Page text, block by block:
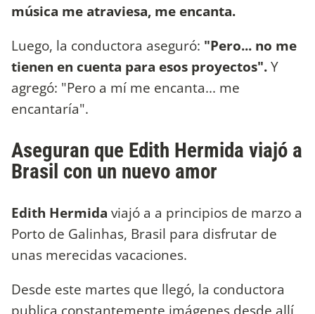
música me atraviesa, me encanta.
Luego, la conductora aseguró: "Pero... no me
tienen en cuenta para esos proyectos".Y
agregó: "Pero a mí me encanta... me
encantaría".
Aseguran que Edith Hermida viajó a
Brasil con un nuevo amor
Edith Hermida viajó a a principios de marzo a
Porto de Galinhas, Brasil para disfrutar de
unas merecidas vacaciones.
Desde este martes que llegó, la conductora
publica constantemente imágenes desde allí